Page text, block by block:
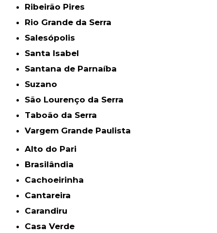
Ribeirão Pires
Rio Grande da Serra
Salesópolis
Santa Isabel
Santana de Parnaíba
Suzano
São Lourenço da Serra
Taboão da Serra
Vargem Grande Paulista
Alto do Pari
Brasilândia
Cachoeirinha
Cantareira
Carandiru
Casa Verde